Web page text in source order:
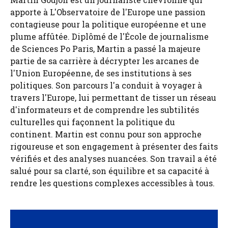
apporte à L'Observatoire de l'Europe une passion
contagieuse pour la politique européenne et une
plume affûtée. Diplômé de l'École de journalisme
de Sciences Po Paris, Martin a passé la majeure
partie de sa carrière à décrypter les arcanes de
l'Union Européenne, de ses institutions à ses
politiques. Son parcours l'a conduit à voyager à
travers l'Europe, lui permettant de tisser un réseau
d'informateurs et de comprendre les subtilités
culturelles qui façonnent la politique du
continent. Martin est connu pour son approche
rigoureuse et son engagement à présenter des faits
vérifiés et des analyses nuancées. Son travail a été
salué pour sa clarté, son équilibre et sa capacité à
rendre les questions complexes accessibles à tous.